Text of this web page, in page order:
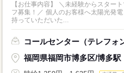
【お仕事内容】 ＼未経験からスター
フ募集！／ 個人のお客様へ太陽光発電・蓄電池をご案内し、興味を
持っていただいた...
コールセンター（テレフォ
福岡県福岡市博多区/博多駅